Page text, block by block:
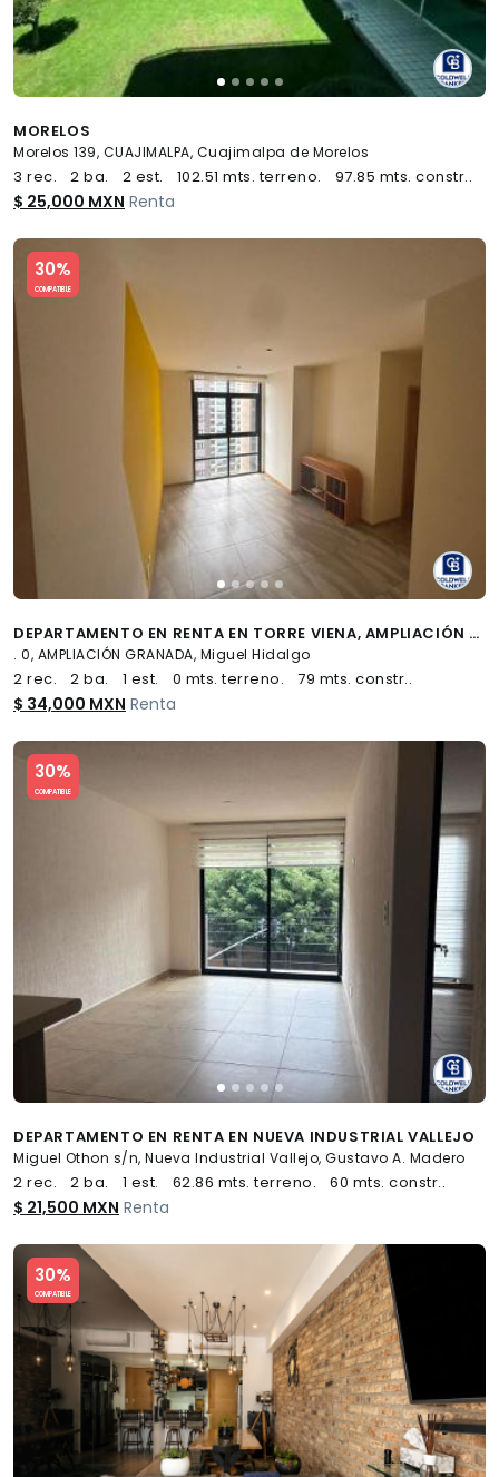
MORELOS
Morelos 139, CUAJIMALPA, Cuajimalpa de Morelos
3 rec. 2 ba. 2 est. 102.51 mts. terreno. 97.85 mts. constr..
$ 25,000 MXN Renta
30%
COMPATIBLE
Slide 1 of 5
DEPARTAMENTO EN RENTA EN TORRE VIENA, AMPLIACIÓN GRANADA
. 0, AMPLIACIÓN GRANADA, Miguel Hidalgo
2 rec. 2 ba. 1 est. 0 mts. terreno. 79 mts. constr..
$ 34,000 MXN Renta
30%
COMPATIBLE
Slide 1 of 5
DEPARTAMENTO EN RENTA EN NUEVA INDUSTRIAL VALLEJO
Miguel Othon s/n, Nueva Industrial Vallejo, Gustavo A. Madero
2 rec. 2 ba. 1 est. 62.86 mts. terreno. 60 mts. constr..
$ 21,500 MXN Renta
30%
COMPATIBLE
Slide 1 of 5